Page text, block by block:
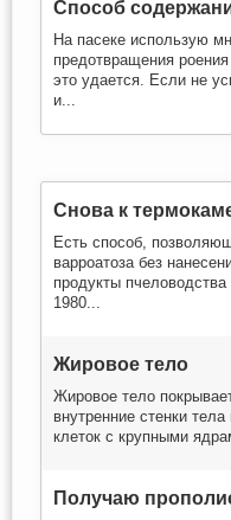
Способ
На пасеке использую
предотвращения
это удается. Если не
и...
Снова к
Есть способ,
варроатоза без
продукты
1980...
Жировое тело
Жировое тело
внутренние стенки
клеток с крупными
Получаю